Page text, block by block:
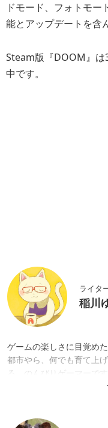
ドモード、フォトモ
能とアップデートを含
Steam版『DOOM』は
中です。
ライタ
稲川
ゲームの楽しさに目覚め
都市やら、何でも育て上
る、のんびりゲーマーです